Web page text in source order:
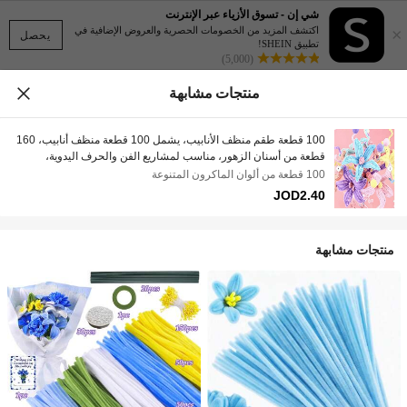
يحصل ×
شي إن - تسوق الأزياء عبر الإنترنت
اكتشف المزيد من الخصومات الحصرية والعروض الإضافية في
تطبيق SHEIN!
(5,000)
منتجات مشابهة
100 قطعة طقم منظف الأنابيب، يشمل 100 قطعة منظف أنابيب، 160
قطعة من أسنان الزهور، مناسب لمشاريع الفن والحرف اليدوية،
هدية يدوية رائعة لعيد الحب وعيد الأم
100 قطعة من ألوان الماكرون المتنوعة
JOD2.40
منتجات مشابهة